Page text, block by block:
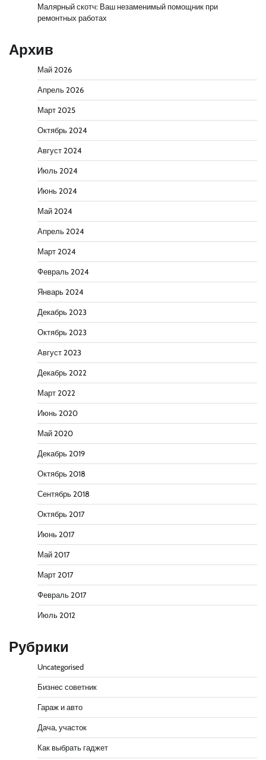
Малярный скотч: Ваш незаменимый помощник при
ремонтных работах
Архив
Май 2026
Апрель 2026
Март 2025
Октябрь 2024
Август 2024
Июль 2024
Июнь 2024
Май 2024
Апрель 2024
Март 2024
Февраль 2024
Январь 2024
Декабрь 2023
Октябрь 2023
Август 2023
Декабрь 2022
Март 2022
Июнь 2020
Май 2020
Декабрь 2019
Октябрь 2018
Сентябрь 2018
Октябрь 2017
Июнь 2017
Май 2017
Март 2017
Февраль 2017
Июль 2012
Рубрики
Uncategorised
Бизнес советник
Гараж и авто
Дача, участок
Как выбрать гаджет